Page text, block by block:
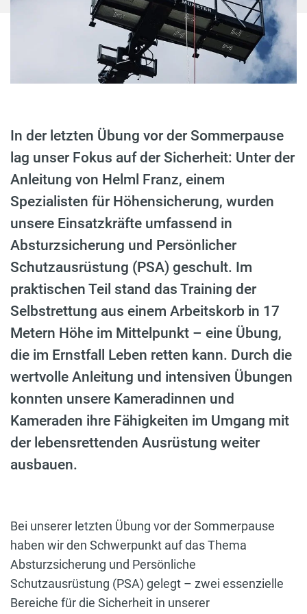
In der letzten Übung vor der Sommerpause
lag unser Fokus auf der Sicherheit: Unter der
Anleitung von Helml Franz, einem
Spezialisten für Höhensicherung, wurden
unsere Einsatzkräfte umfassend in
Absturzsicherung und Persönlicher
Schutzausrüstung (PSA) geschult. Im
praktischen Teil stand das Training der
Selbstrettung aus einem Arbeitskorb in 17
Metern Höhe im Mittelpunkt – eine Übung,
die im Ernstfall Leben retten kann. Durch die
wertvolle Anleitung und intensiven Übungen
konnten unsere Kameradinnen und
Kameraden ihre Fähigkeiten im Umgang mit
der lebensrettenden Ausrüstung weiter
ausbauen.
Bei unserer letzten Übung vor der Sommerpause
haben wir den Schwerpunkt auf das Thema
Absturzsicherung und Persönliche
Schutzausrüstung (PSA) gelegt – zwei essenzielle
Bereiche für die Sicherheit in unserer